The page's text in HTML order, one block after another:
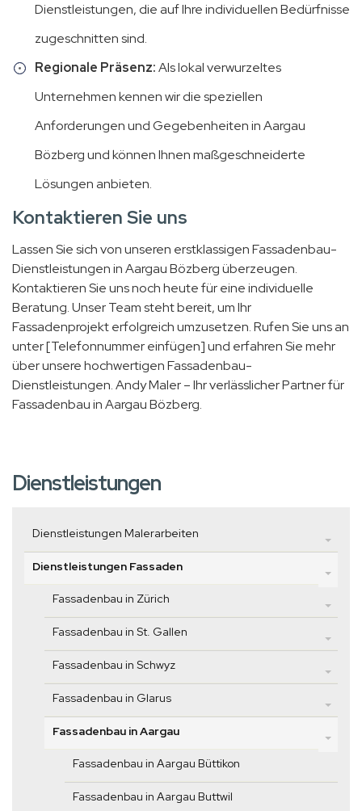
Dienstleistungen, die auf Ihre individuellen Bedürfnisse
zugeschnitten sind.
Regionale Präsenz:Als lokal verwurzeltes
Unternehmen kennen wir die speziellen
Anforderungen und Gegebenheiten in Aargau
Bözberg und können Ihnen maßgeschneiderte
Lösungen anbieten.
Kontaktieren Sie uns
Lassen Sie sich von unseren erstklassigen Fassadenbau-
Dienstleistungen in Aargau Bözberg überzeugen.
Kontaktieren Sie uns noch heute für eine individuelle
Beratung. Unser Team steht bereit, um Ihr
Fassadenprojekt erfolgreich umzusetzen. Rufen Sie uns an
unter [Telefonnummer einfügen] und erfahren Sie mehr
über unsere hochwertigen Fassadenbau-
Dienstleistungen. Andy Maler – Ihr verlässlicher Partner für
Fassadenbau in Aargau Bözberg.
Dienstleistungen
Dienstleistungen Malerarbeiten
Dienstleistungen Fassaden
Fassadenbau in Zürich
Fassadenbau in St. Gallen
Fassadenbau in Schwyz
Fassadenbau in Glarus
Fassadenbau in Aargau
Fassadenbau in Aargau Büttikon
Fassadenbau in Aargau Buttwil